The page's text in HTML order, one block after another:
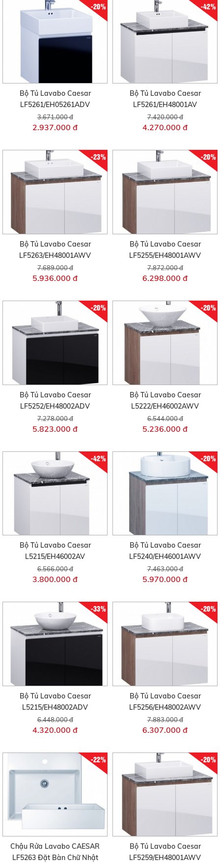
-20%
Bộ Tủ Lavabo Caesar
LF5261/EH05261ADV
3.671.000 đ
2.937.000 đ
-42%
Bộ Tủ Lavabo Caesar
LF5261/EH48001AV
7.420.000 đ
4.270.000 đ
-23%
Bộ Tủ Lavabo Caesar
LF5263/EH48001AWV
7.689.000 đ
5.936.000 đ
-20%
Bộ Tủ Lavabo Caesar
LF5255/EH48001AWV
7.872.000 đ
6.298.000 đ
-20%
Bộ Tủ Lavabo Caesar
LF5252/EH48002ADV
7.278.000 đ
5.823.000 đ
-20%
Bộ Tủ Lavabo Caesar
L5222/EH46002AWV
6.544.000 đ
5.236.000 đ
-42%
Bộ Tủ Lavabo Caesar
L5215/EH46002AV
6.566.000 đ
3.800.000 đ
-20%
Bộ Tủ Lavabo Caesar
LF5240/EH46001AWV
7.463.000 đ
5.970.000 đ
-33%
Bộ Tủ Lavabo Caesar
L5215/EH48002ADV
6.448.000 đ
4.320.000 đ
-20%
Bộ Tủ Lavabo Caesar
LF5256/EH48002AWV
7.883.000 đ
6.307.000 đ
-22%
Chậu Rửa Lavabo CAESAR
LF5263 Đặt Bàn Chữ Nhật
-20%
Bộ Tủ Lavabo Caesar
LF5259/EH48001AWV